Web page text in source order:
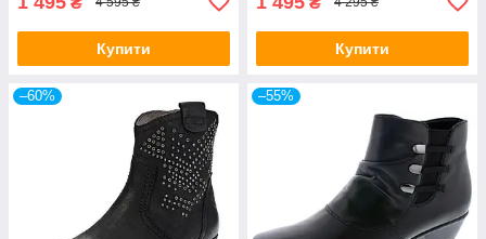
Купити Купити
–60% –55%